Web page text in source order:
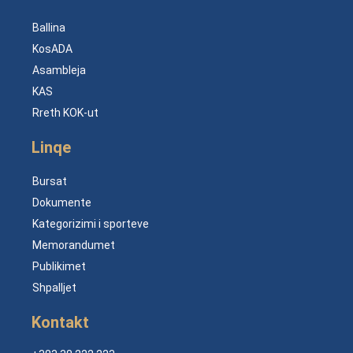
Ballina
KosADA
Asambleja
KAS
Rreth KOK-ut
Linqe
Bursat
Dokumente
Kategorizimi i sporteve
Memorandumet
Publikimet
Shpalljet
Kontakt